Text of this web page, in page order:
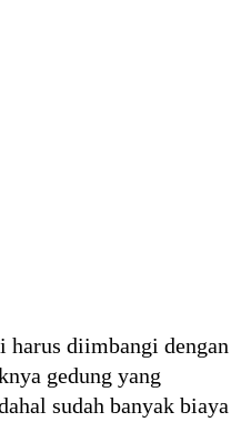
harus diimbangi dengan
gedung yang
sudah banyak biaya